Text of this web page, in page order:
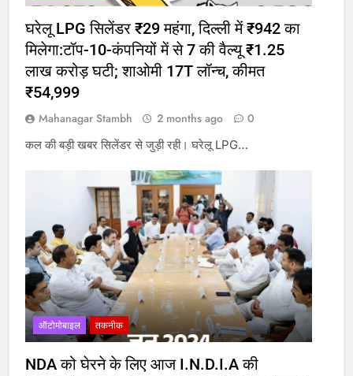
घरेलू LPG सिलेंडर ₹29 महंगा, दिल्ली में ₹942 का
मिलेगा:टॉप-10-कंपनियों में से 7 की वैल्यू ₹1.25
लाख करोड़ घटी; शाओमी 17T लॉन्च, कीमत
₹54,999
Mahanagar Stambh 2 months ago 0
कल की बड़ी खबर सिलेंडर से जुड़ी रही। घरेलू LPG…
ऑटोमोबाइल तकनीक
NDA को घेरने के लिए आज I.N.D.I.A की